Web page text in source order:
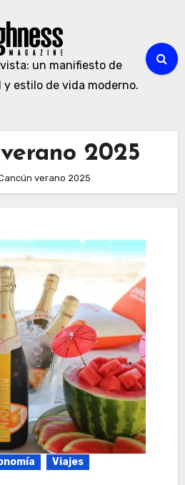
un manifiesto de
estilo de vida moderno.
2025
verano 2025
Viajes